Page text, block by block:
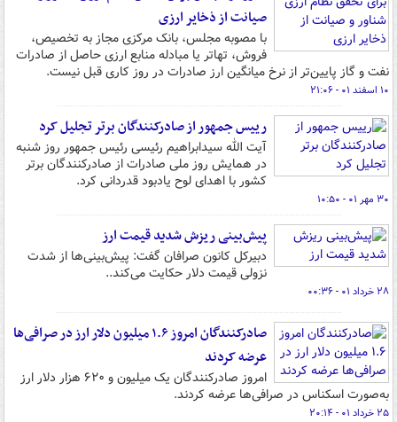
صیانت از ذخایر ارزی
با مصوبه مجلس، بانک مرکزی مجاز به تخصیص،
فروش، تهاتر یا مبادله منابع ارزی حاصل از صادرات
نفت و گاز پایین‌تر از نرخ میانگین ارز صادرات در روز کاری قبل نیست.
۱۰ اسفند ۰۱ - ۲۱:۰۶
رییس جمهور از صادرکنندگان برتر تجلیل کرد
آیت الله سیدابراهیم رئیسی رئیس جمهور روز شنبه
در همایش روز ملی صادرات از صادرکنندگان برتر
کشور با اهدای لوح یادبود قدردانی کرد.
۳۰ مهر ۰۱ - ۱۰:۵۰
پیش‌بینی ریزش شدید قیمت ارز
دبیرکل کانون صرافان گفت: پیش‌بینی‌ها از شدت
نزولی قیمت دلار حکایت می‌کند..
۲۸ خرداد ۰۱ - ۰۰:۳۶
صادرکنندگان امروز ۱.۶ میلیون دلار ارز در صرافی‌ها
عرضه کردند
امروز صادرکنندگان یک میلیون و ۶۲۰ هزار دلار ارز
به‌صورت اسکناس در صرافی‌ها عرضه کردند.
۲۵ خرداد ۰۱ - ۲۰:۱۴